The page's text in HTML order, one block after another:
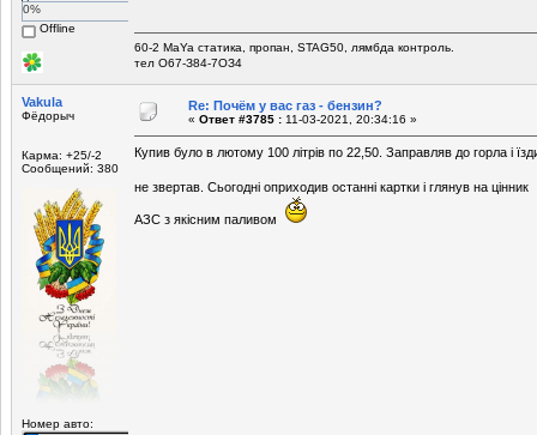
0%
Offline
60-2 MaYa статика, пропан, STAG50, лямбда контроль.
тел О67-З84-7ОЗ4
Vakula
Фёдорыч
Карма: +25/-2
Сообщений: 380
Номер авто:
Re: Почём у вас газ - бензин?
« Ответ #3785 : 11-03-2021, 20:34:16 »
Купив було в лютому 100 літрів по 22,50. Заправляв до горла і
не звертав. Сьогодні оприходив останні картки і глянув на цінник
АЗС з якісним паливом